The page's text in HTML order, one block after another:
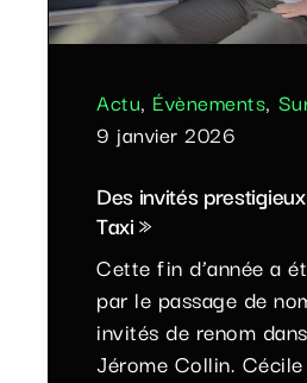
Actu, Évènements,
9 janvier 2026
Des invités
Taxi »
Cette fin d’année a
par le passage de
invités de renom
Jérome Collin.